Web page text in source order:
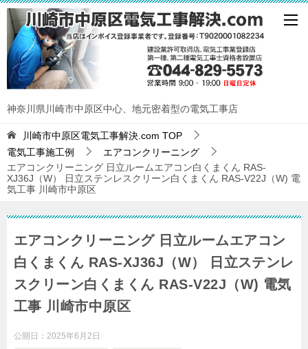
神奈川県川崎市中原区中心、地元密着型の電気工事店
川崎市中原区電気工事解決.com TOP
電気工事施工例
エアコンクリーニング
エアコンクリーニング 日立ルームエアコン白くまくん RAS-
XJ36J（W） 日立ステンレスクリーン白くまくん RAS-V22J（W) 電
気工事 川崎市中原区
エアコンクリーニング 日立ルームエアコン
白くまくん RAS-XJ36J（W） 日立ステンレ
スクリーン白くまくん RAS-V22J（W) 電気
工事 川崎市中原区
公開日： 2025年6月2日